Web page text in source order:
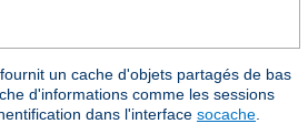
un cache d'objets partagés de bas
d'informations comme les sessions
dans l'interface socache